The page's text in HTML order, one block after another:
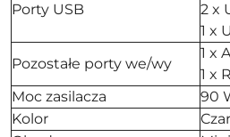
Porty USB
2 x
1 x
Pozostałe porty we/wy
1 x
1 x
Moc zasilacza
90
Kolor